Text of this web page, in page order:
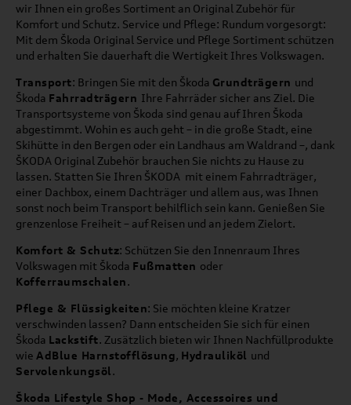
wir Ihnen ein großes Sortiment an Original Zubehör für
Komfort und Schutz. Service und Pflege: Rundum vorgesorgt:
Mit dem Škoda Original Service und Pflege Sortiment schützen
und erhalten Sie dauerhaft die Wertigkeit Ihres Volkswagen.
Transport: Bringen Sie mit den Škoda Grundträgern und
Škoda Fahrradträgern Ihre Fahrräder sicher ans Ziel. Die
Transportsysteme von Škoda sind genau auf Ihren Škoda
abgestimmt. Wohin es auch geht – in die große Stadt, eine
Skihütte in den Bergen oder ein Landhaus am Waldrand –, dank
ŠKODA Original Zubehör brauchen Sie nichts zu Hause zu
lassen. Statten Sie Ihren ŠKODA mit einem Fahrradträger,
einer Dachbox, einem Dachträger und allem aus, was Ihnen
sonst noch beim Transport behilflich sein kann. Genießen Sie
grenzenlose Freiheit – auf Reisen und an jedem Zielort.
Komfort & Schutz: Schützen Sie den Innenraum Ihres
Volkswagen mit Škoda Fußmatten oder
Kofferraumschalen.
Pflege & Flüssigkeiten: Sie möchten kleine Kratzer
verschwinden lassen? Dann entscheiden Sie sich für einen
Škoda Lackstift. Zusätzlich bieten wir Ihnen Nachfüllprodukte
wie AdBlue Harnstofflösung, Hydrauliköl und
Servolenkungsöl.
Škoda Lifestyle Shop - Mode, Accessoires und